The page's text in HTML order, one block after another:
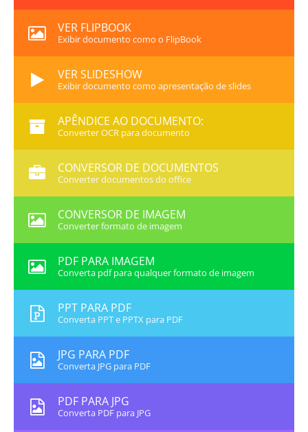
VER FLIPBOOK
Exibir documento como o FlipBook
VER SLIDESHOW
Exibir documento como apresentação de slides
APÊNDICE AO DOCUMENTO:
Converter OCR para documento
CONVERSOR DE DOCUMENTOS
Converter documentos do office
CONVERSOR DE IMAGEM
Converter formato de imagem
PDF PARA IMAGEM
Converta pdf para qualquer formato de imagem
PPT PARA PDF
Converta PPT e PPTX para PDF
JPG PARA PDF
Converta JPG para PDF
PDF PARA JPG
Converta PDF para JPG